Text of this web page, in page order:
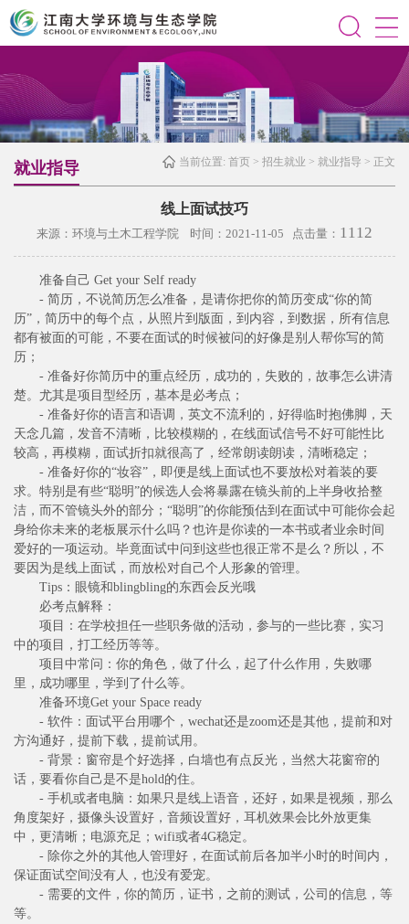
当前位置: 首页 > 招生就业 > 就业指导 > 正文
就业指导
线上面试技巧
来源：环境与土木工程学院 时间：2021-11-05 点击量： 1112
准备自己 Get your Self ready
- 简历，不说简历怎么准备，是请你把你的简历变成“你的简
历”，简历中的每个点，从照片到版面，到内容，到数据，所有信息
都有被面的可能，不要在面试的时候被问的好像是别人帮你写的简
历；
- 准备好你简历中的重点经历，成功的，失败的，故事怎么讲清
楚。尤其是项目型经历，基本是必考点；
- 准备好你的语言和语调，英文不流利的，好得临时抱佛脚，天
天念几篇，发音不清晰，比较模糊的，在线面试信号不好可能性比
较高，再模糊，面试折扣就很高了，经常朗读朗读，清晰稳定；
- 准备好你的“妆容”，即便是线上面试也不要放松对着装的要
求。特别是有些“聪明”的候选人会将暴露在镜头前的上半身收拾整
洁，而不管镜头外的部分；“聪明”的你能预估到在面试中可能你会起
身给你未来的老板展示什么吗？也许是你读的一本书或者业余时间
爱好的一项运动。毕竟面试中问到这些也很正常不是么？所以，不
要因为是线上面试，而放松对自己个人形象的管理。
Tips：眼镜和blingbling的东西会反光哦
必考点解释：
项目：在学校担任一些职务做的活动，参与的一些比赛，实习
中的项目，打工经历等等。
项目中常问：你的角色，做了什么，起了什么作用，失败哪
里，成功哪里，学到了什么等。
准备环境Get your Space ready
- 软件：面试平台用哪个，wechat还是zoom还是其他，提前和对
方沟通好，提前下载，提前试用。
- 背景：窗帘是个好选择，白墙也有点反光，当然大花窗帘的
话，要看你自己是不是hold的住。
- 手机或者电脑：如果只是线上语音，还好，如果是视频，那么
角度架好，摄像头设置好，音频设置好，耳机效果会比外放更集
中，更清晰；电源充足；wifi或者4G稳定。
- 除你之外的其他人管理好，在面试前后各加半小时的时间内，
保证面试空间没有人，也没有爱宠。
- 需要的文件，你的简历，证书，之前的测试，公司的信息，等
等。